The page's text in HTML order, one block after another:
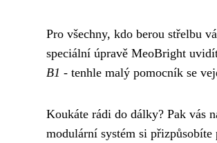
Pro všechny, kdo berou střelbu
speciální úpravě MeoBright
B1 - tenhle malý pomocník se
Koukáte rádi do dálky? Pak vás
modulární systém si přizpůsobíte